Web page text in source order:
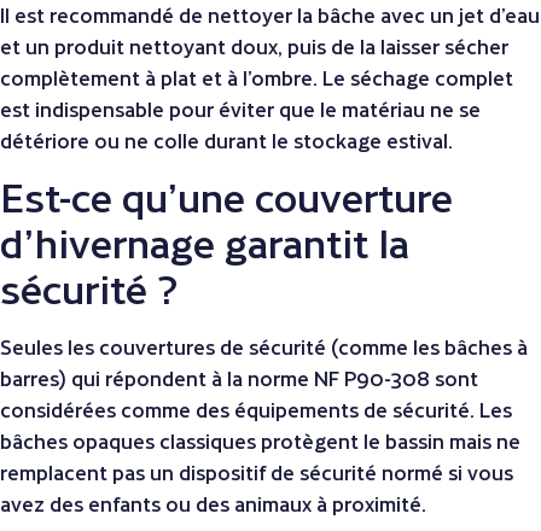
Il est recommandé de nettoyer la bâche avec un jet d’eau
et un produit nettoyant doux, puis de la laisser sécher
complètement à plat et à l’ombre. Le séchage complet
est indispensable pour éviter que le matériau ne se
détériore ou ne colle durant le stockage estival.
Est-ce qu’une couverture
d’hivernage garantit la
sécurité ?
Seules les couvertures de sécurité (comme les bâches à
barres) qui répondent à la norme NF P90-308 sont
considérées comme des équipements de sécurité. Les
bâches opaques classiques protègent le bassin mais ne
remplacent pas un dispositif de sécurité normé si vous
avez des enfants ou des animaux à proximité.